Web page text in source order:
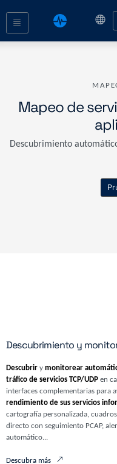
Mapeo de
Descubrimiento
Descubrimiento y
Descubriry monitorear
tráfico de servicios TCP/UDPen
interfaces complementarias para
rendimiento de sus servicios
cartografía personalizada,
directo con seguimiento PCAP,
automático...
Descubra más